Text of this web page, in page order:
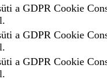
a GDPR Cookie
a GDPR Cookie
a GDPR Cookie